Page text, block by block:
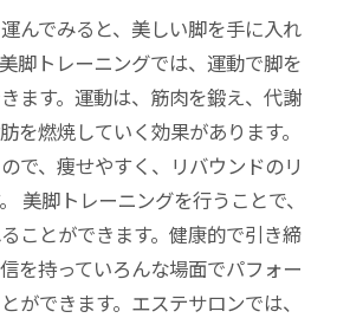
んでみると、美しい脚を手に入れ
脚トレーニングでは、運動で脚を
ます。運動は、筋肉を鍛え、代謝
を燃焼していく効果があります。
で、痩せやすく、リバウンドのリ
美脚トレーニングを行うことで、
ことができます。健康的で引き締
を持っていろんな場面でパフォー
ができます。エステサロンでは、